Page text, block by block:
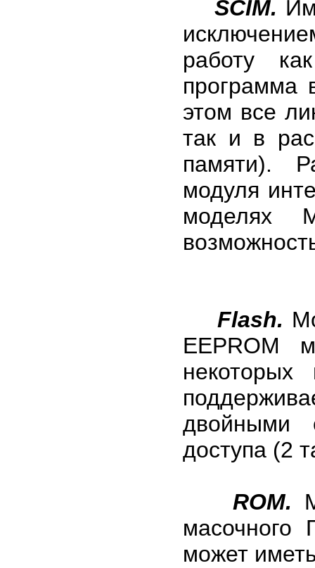
SCIM.
работу
программа
этом все
так и в
памяти).
модуля
моделях
Flash.
EEPROM
двойными
доступа (2
ROM.
масочного
может